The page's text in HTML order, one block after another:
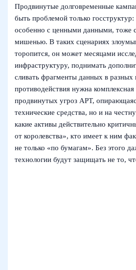
Продвинутые долговременные
быть проблемой только
особенно с ценными данными, тоже
мишенью. В таких сценариях
торопится, он может месяцами
инфраструктуру, поднимать
сливать фрагменты данных в разных
противодействия нужна
продвинутых угроз APT,
технические средства, но и на
какие активы действительно
от королевства», кто имеет к ним
не только «по бумагам». Без этого
технологии будут защищать не то,